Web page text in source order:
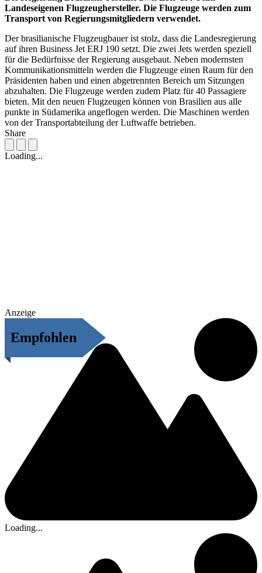
Landeseigenen Flugzeughersteller. Die Flugzeuge werden zum
Transport von Regierungsmitgliedern verwendet.
Der brasilianische Flugzeugbauer ist stolz, dass die Landesregierung
auf ihren Business Jet ERJ 190 setzt. Die zwei Jets werden speziell
für die Bedürfnisse der Regierung ausgebaut. Neben modernsten
Kommunikationsmitteln werden die Flugzeuge einen Raum für den
Präsidenten haben und einen abgetrennten Bereich um Sitzungen
abzuhalten. Die Flugzeuge werden zudem Platz für 40 Passagiere
bieten. Mit den neuen Flugzeugen können von Brasilien aus alle
punkte in Südamerika angeflogen werden. Die Maschinen werden
von der Transportabteilung der Luftwaffe betrieben.
Share
Loading...
Anzeige
Empfohlen
Loading...